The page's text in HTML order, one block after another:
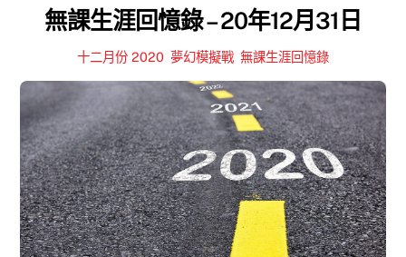
無課生涯回憶錄 – 20年12月31日
十二月份 2020 夢幻模擬戰 無課生涯回憶錄